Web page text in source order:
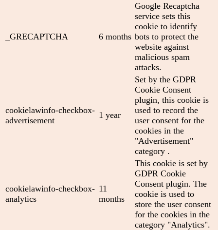
_GRECAPTCHA 6 months
Google Recaptcha
service sets this
cookie to identify
bots to protect the
website against
malicious spam
attacks.
cookielawinfo-checkbox-
advertisement
1 year
Set by the GDPR
Cookie Consent
plugin, this cookie is
used to record the
user consent for the
cookies in the
"Advertisement"
category .
cookielawinfo-checkbox-
analytics
11
months
This cookie is set by
GDPR Cookie
Consent plugin. The
cookie is used to
store the user consent
for the cookies in the
category "Analytics".